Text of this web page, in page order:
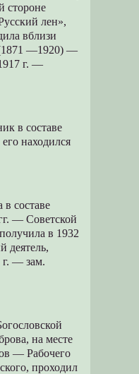
стороне
лен»,
вблизи
(1871 —1920) —
г. —
в составе
находился
составе
— Советской
в 1932
деятель,
г. — зам.
на месте
— Рабочего
проходил